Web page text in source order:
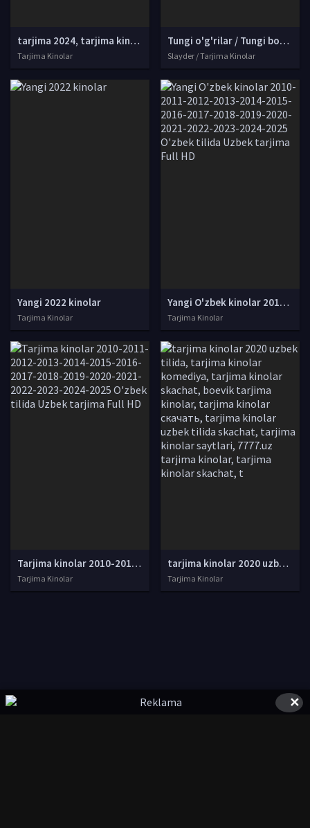
tarjima 2024, tarjima kinolar 2024, uzbek tarjima 2024, tarjima kinolar tilida tilida 2024, uzbek tilida tarjima 2024, kino tarjima 2024, uzbek tarjima kinolar 2024, tarjima kinolar 2024 uzbek tilida, tarjima kinolar 2024 o zbek, tarjima kinolar 2024
Tarjima Kinolar
Tungi o'g'rilar / Tungi bosqinchilar Uzbek tilida O'zbekcha 2021 tarjima kino 4K Ultra UHD skachat
Slayder / Tarjima Kinolar
Yangi 2022 kinolar
Tarjima Kinolar
Yangi O'zbek kinolar 2010-2011-2012-2013-2014-2015-2016-2017-2018-2019-2020-2021-2022-2023-2024-2025 O'zbek tilida Uzbek tarjima Full HD
Tarjima Kinolar
Tarjima kinolar 2010-2011-2012-2013-2014-2015-2016-2017-2018-2019-2020-2021-2022-2023-2024-2025 O'zbek tilida Uzbek tarjima Full HD
Tarjima Kinolar
tarjima kinolar 2020 uzbek tilida, tarjima kinolar komediya, tarjima kinolar skachat, boevik tarjima kinolar, tarjima kinolar скачать, tarjima kinolar uzbek tilida skachat, tarjima kinolar saytlari, 7777.uz tarjima kinolar, tarjima kinolar skachat, t
Tarjima Kinolar
✕